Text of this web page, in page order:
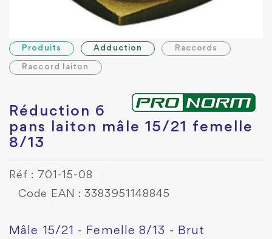
Produits Adduction Raccords
Raccord laiton
Réduction 6
pans laiton mâle 15/21 femelle
8/13
Réf : 701-15-08
Code EAN : 3383951148845
Mâle 15/21 - Femelle 8/13 - Brut